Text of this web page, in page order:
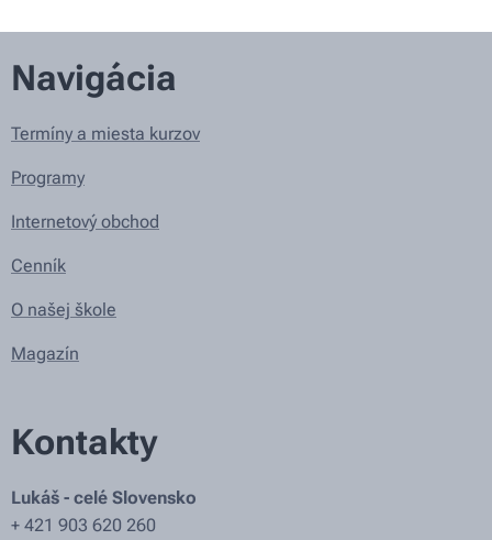
Navigácia
Termíny a miesta kurzov
Programy
Internetový obchod
Cenník
O našej škole
Magazín
Kontakty
Lukáš - celé Slovensko
+ 421 903 620 260